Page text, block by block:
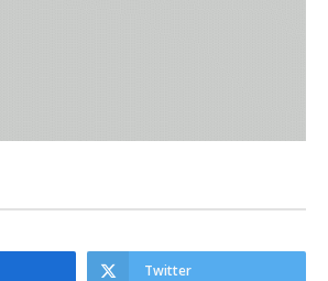
Twitter